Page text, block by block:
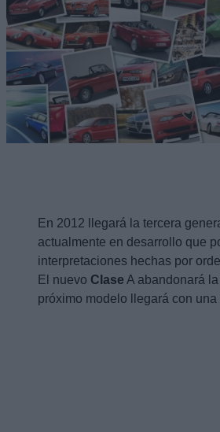
En 2012 llegará la tercera
actualmente en desarrollo que
interpretaciones hechas por
El nuevo Clase A abandonará
próximo modelo llegará con